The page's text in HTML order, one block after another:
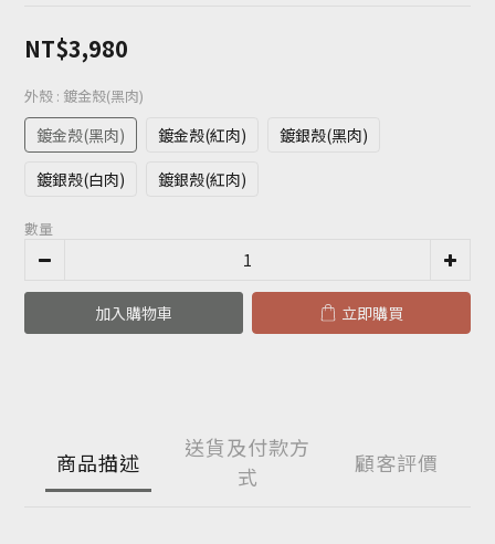
NT$3,980
外殼 : 鍍金殼(黑肉)
鍍金殼(黑肉) 鍍金殼(紅肉)
鍍銀殼(黑肉)
鍍銀殼(白肉)
鍍銀殼(紅肉)
數量
加入購物車 立即購買
商品描述
送貨及付款方
式
顧客評價